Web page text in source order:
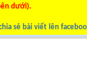
dưới).
sẻ bài viết lên